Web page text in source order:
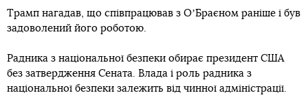
Трамп нагадав, що співпрацював з ОʼБраєном раніше і був
задоволений його роботою.
Радника з національної безпеки обирає президент США
без затвердження Сената. Влада і роль радника з
національної безпеки залежить від чинної адміністрації.